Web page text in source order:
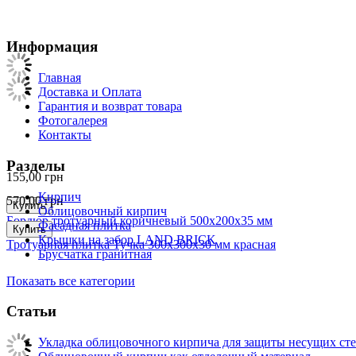
155,00 грн
Купить
Бордюр тротуарный коричневый 500х200х35 мм
570,00грн
Купить
Тротуарная плитка Тучка 300х300х30 мм красная
Информация
Главная
Доставка и Оплата
Гарантия и возврат товара
Фотогалерея
Контакты
Разделы
Кирпич
Облицовочный кирпич
Фасадная плитка
Крышки на забор LAND BRICK
Брусчатка гранитная
Показать все категории
Статьи
Укладка облицовочного кирпича для защиты несущих